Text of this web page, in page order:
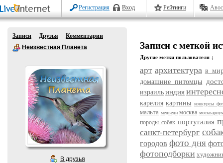
Регистрация Вход Рейтинги
Записи Друзья
Комментарии
Неизвестная Планета
В друзья
Записи с меткой
Другие метки пользователя ↓
арт архитектура в
домашние питомцы
израиль индия
карелия картины конкурсы
мальта медведи москва
породы собак португалия
санкт-петербург
городов фото дня
фотоподборки